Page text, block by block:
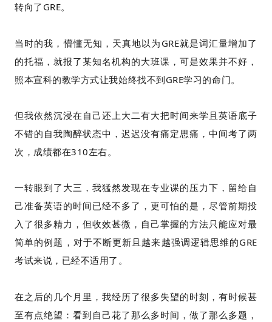
转向了GRE。
当时的我，懵懂无知，天真地以为GRE就是词汇量增加了
的托福，就报了某知名机构的大班课，可是效果并不好，
照本宣科的教学方式让我始终找不到GRE学习的命门。
但我依然沉浸在自己还上大二有大把时间来学且英语底子
不错的自我陶醉状态中，迟迟没有痛定思痛，中间考了两
次，成绩都在310左右。
一转眼到了大三，我猛然发现在专业课的压力下，留给自
己准备英语的时间已经不多了，更可怕的是，尽管前期投
入了很多精力，但收效甚微，自己掌握的方法只能应对最
简单的例题，对于不断更新且越来越强调逻辑思维的GRE
考试来说，已经不适用了。
在之后的几个月里，我经历了很多失望的时刻，有时候甚
至有点绝望：看到自己花了那么多时间，做了那么多题，